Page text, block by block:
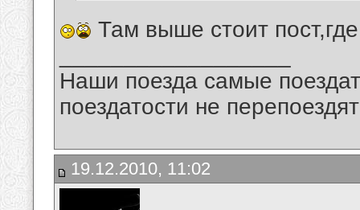
Там выше стоит
Наши поезда самые
поездатости не
19.12.2010, 11:02